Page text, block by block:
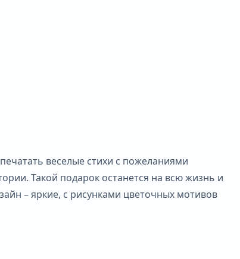
веселые стихи с пожеланиями
Такой подарок останется на всю жизнь и
– яркие, с рисунками цветочных мотивов